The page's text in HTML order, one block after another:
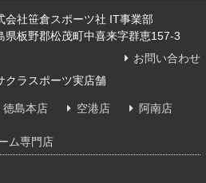
会社笹倉スポーツ社 IT事業部
県板野郡松茂町中喜来字群恵157-3
お問い合わせ
クラスポーツ実店舗
徳島本店 空港店 阿南店
ム専門店